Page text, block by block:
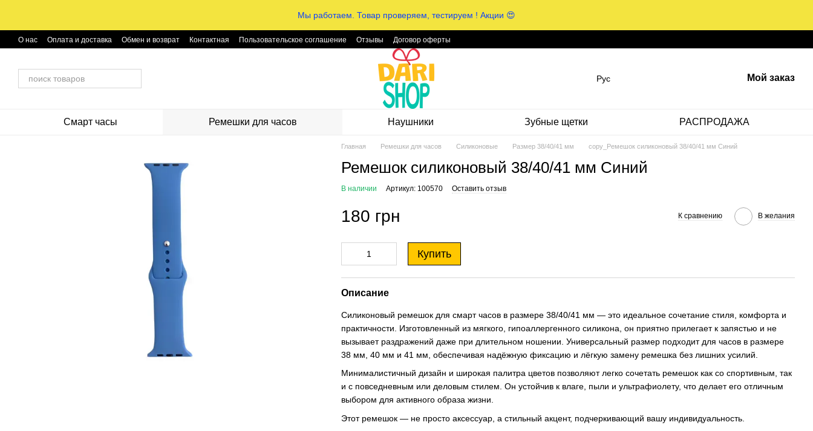
Мы работаем. Товар проверяем, тестируем ! Акции 😍
О нас Оплата и доставка Обмен и возврат Контактная Пользовательское соглашение Отзывы Договор оферты
Рус Мой заказ
Смарт часы Ремешки для часов Наушники Зубные щетки РАСПРОДАЖА
Главная Ремешки для часов Силиконовые Размер 38/40/41 мм copy_Ремешок силиконовый 38/40/41 мм Синий
Ремешок силиконовый 38/40/41 мм Синий
В наличии Артикул: 100570 Оставить отзыв
180 грн К сравнению В желания
Купить
Описание
Силиконовый ремешок для смарт часов в размере 38/40/41 мм — это идеальное сочетание стиля, комфорта и
практичности. Изготовленный из мягкого, гипоаллергенного силикона, он приятно прилегает к запястью и не
вызывает раздражений даже при длительном ношении. Универсальный размер подходит для часов в размере
38 мм, 40 мм и 41 мм, обеспечивая надёжную фиксацию и лёгкую замену ремешка без лишних усилий.
Минималистичный дизайн и широкая палитра цветов позволяют легко сочетать ремешок как со спортивным, так
и с повседневным или деловым стилем. Он устойчив к влаге, пыли и ультрафиолету, что делает его отличным
выбором для активного образа жизни.
Этот ремешок — не просто аксессуар, а стильный акцент, подчеркивающий вашу индивидуальность.